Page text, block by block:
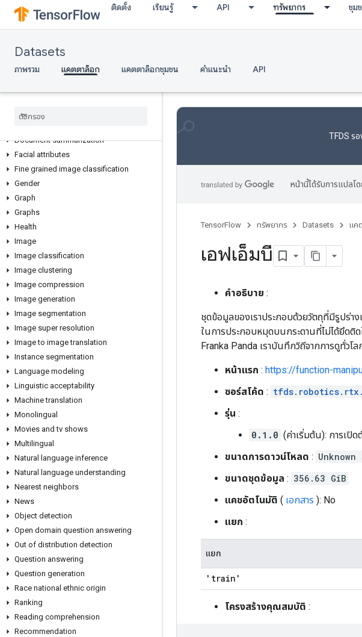
ติดตั้ง เรียนรู้ API ทรัพยากร ชุม
Datasets
ภาพรวม แคตตาล็อก แคตตาล็อกชุมชน คำแนะนำ API
Common sense reasoning
Computer science
Coreference resolution
D4rl
Dialog act labeling
Document summarization
Facial attributes
Fine grained image classification
Gender
Graph
Graphs
Health
Image
Image classification
Image clustering
Image compression
Image generation
Image segmentation
Image super resolution
Image to image translation
Instance segmentation
Language modeling
Linguistic acceptability
Machine translation
Monolingual
Movies and tv shows
Multilingual
Natural language inference
Natural language understanding
Nearest neighbors
News
Object detection
Open domain question answering
Out of distribution detection
Question answering
Question generation
Race national ethnic origin
Ranking
Reading comprehension
Recommendation
TFDS รอ
หน้านี้ได้รับการแปลโ
TensorFlow ทรัพยากร Datasets แค
เอฟเอ็มบี
คำอธิบาย :
ชุดข้อมูลของเราประกอบด้วยวัตถุที่มีรูปร่า
ในการประกอบหมุดบนกระดานที่ไม่ได้ยึดติ
Franka Panda เราบันทึกวิถีจากการดูทั่ว
หน้าแรก : https://function-
ซอร์สโค้ด :
รุ่น :
0.1.0 (ค่าเริ่มต้น): การเปิ
ขนาดการดาวน์โหลด :
ขนาดชุดข้อมูล : 356.63 GiB
แคชอัตโนมัติ ( เอกสาร ): No
แยก :
แยก
'train'
โครงสร้างคุณสมบัติ :